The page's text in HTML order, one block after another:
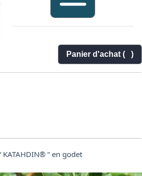
Panier d'achat ( )
KATAHDIN® “ en godet